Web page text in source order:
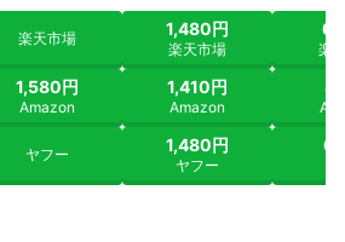
楽天市場
1,580円
Amazon
ヤフー
1,480円
楽天市場
1,410円
Amazon
1,480円
ヤフー
楽